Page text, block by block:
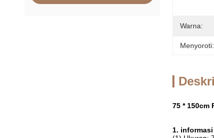
Warna:
Menyoroti:
75 * 150cm
1.